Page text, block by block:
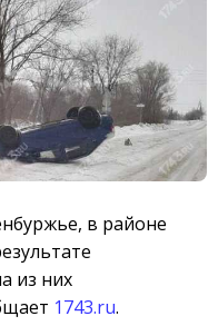
в районе
из них
1743.ru.